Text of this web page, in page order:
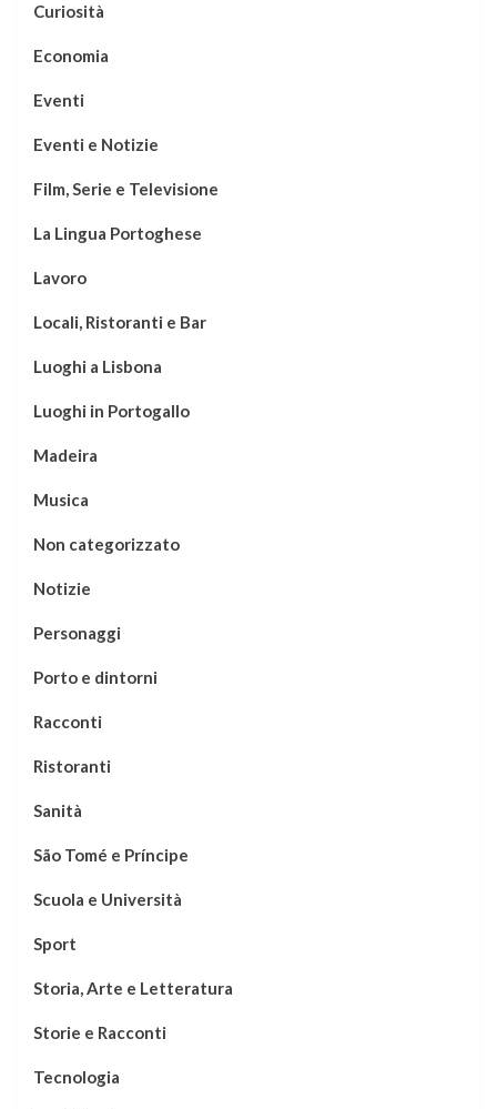
Curiosità
Economia
Eventi
Eventi e Notizie
Film, Serie e Televisione
La Lingua Portoghese
Lavoro
Locali, Ristoranti e Bar
Luoghi a Lisbona
Luoghi in Portogallo
Madeira
Musica
Non categorizzato
Notizie
Personaggi
Porto e dintorni
Racconti
Ristoranti
Sanità
São Tomé e Príncipe
Scuola e Università
Sport
Storia, Arte e Letteratura
Storie e Racconti
Tecnologia